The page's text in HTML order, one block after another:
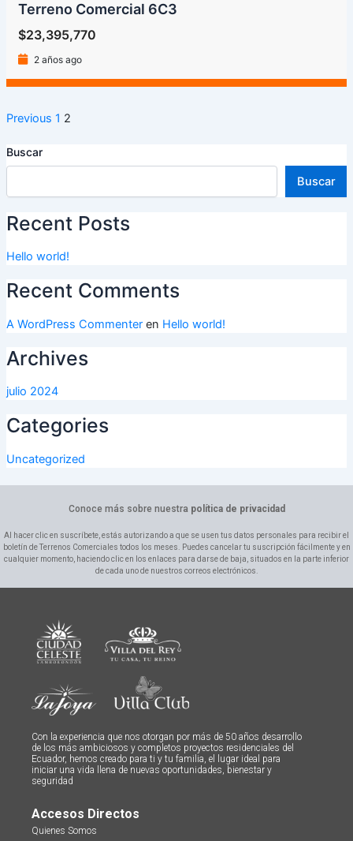
Terreno Comercial 6C3
$23,395,770
2 años ago
Previous 1 2
Buscar
Buscar
Recent Posts
Hello world!
Recent Comments
A WordPress Commenteren Hello world!
Archives
julio 2024
Categories
Uncategorized
Conoce más sobre nuestra política de privacidad
Al hacer clic en suscríbete, estás autorizando a que se usen tus datos personales para recibir el
boletín de Terrenos Comerciales todos los meses. Puedes cancelar tu suscripción fácilmente y en
cualquier momento, haciendo clic en los enlaces para darse de baja, situados en la parte inferior
de cada uno de nuestros correos electrónicos.
Con la experiencia que nos otorgan por más de 50 años desarrollo
de los más ambiciosos y completos proyectos residenciales del
Ecuador, hemos creado para ti y tu familia, el lugar ideal para
iniciar una vida llena de nuevas oportunidades, bienestar y
seguridad
Accesos Directos
Quienes Somos